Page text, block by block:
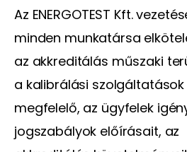
Az ENERGOTEST Kft.
minden munkatársa
az akkreditálás műszaki
a kalibrálási szolgáltatások
megfelelő, az ügyfelek
jogszabályok előírásait, az